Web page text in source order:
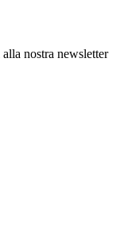
nostra newsletter